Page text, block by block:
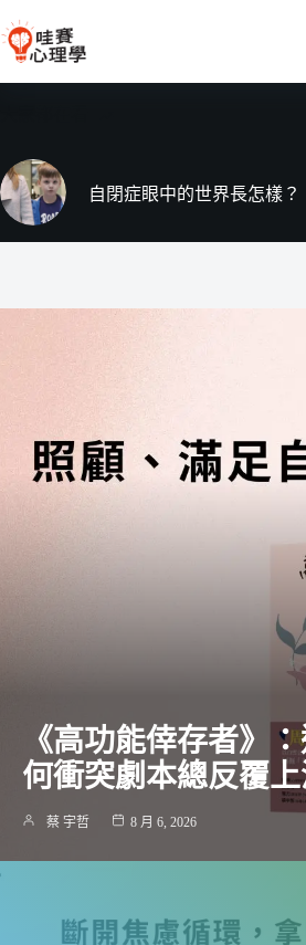
至
主
自閉症眼中的世界長怎樣？
《高功能倖存者》
何衝突劇本總反覆上
蔡 宇哲 8 月 6, 2026